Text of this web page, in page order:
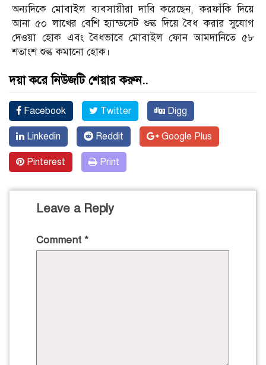
অন্যদিকে মোবাইল ব্যবসায়ীরা দাবি করেছেন, করফাঁকি দিয়ে
আনা ৫০ লাখের বেশি হ্যান্ডসেট শুল্ক দিয়ে বৈধ করার সুযোগ
দেওয়া হোক এবং বৈধভাবে মোবাইল ফোন আমদানিতে ৫৮
শতাংশ শুল্ক কমানো হোক।
দয়া করে নিউজটি শেয়ার করুন..
Facebook Twitter Digg
Linkedin Reddit Google Plus
Pinterest Print
Leave a Reply
Comment *